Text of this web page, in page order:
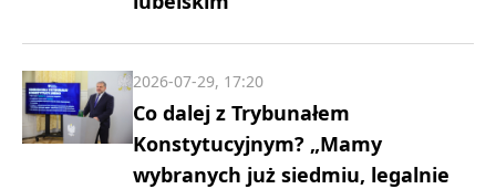
Co dalej z Trybunałem
Konstytucyjnym? „Mamy
wybranych już siedmiu, legalnie
2026-07-29, 17:20